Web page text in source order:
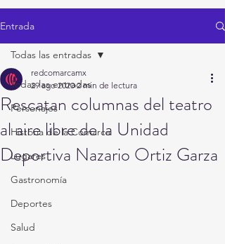
Entrada
Todas las entradas
Personajes
Historia de la Comarca
Lugares
Gastronomía
Deportes
Salud
Todas las entradas
Rescatan columnas del teatro
al aire libre de la Unidad
Deportiva Nazario Ortiz Garza
redcomarcamx
29 ago 2020 2 min de lectura